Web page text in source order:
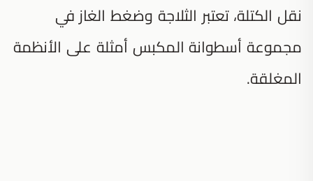
نقل الكتلة، تعتبر الثلاجة وضغط الغاز في
مجموعة أسطوانة المكبس أمثلة على الأنظمة
المغلقة.